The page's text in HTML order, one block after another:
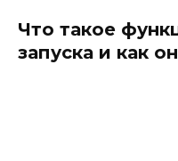
Что такое
запуска и как